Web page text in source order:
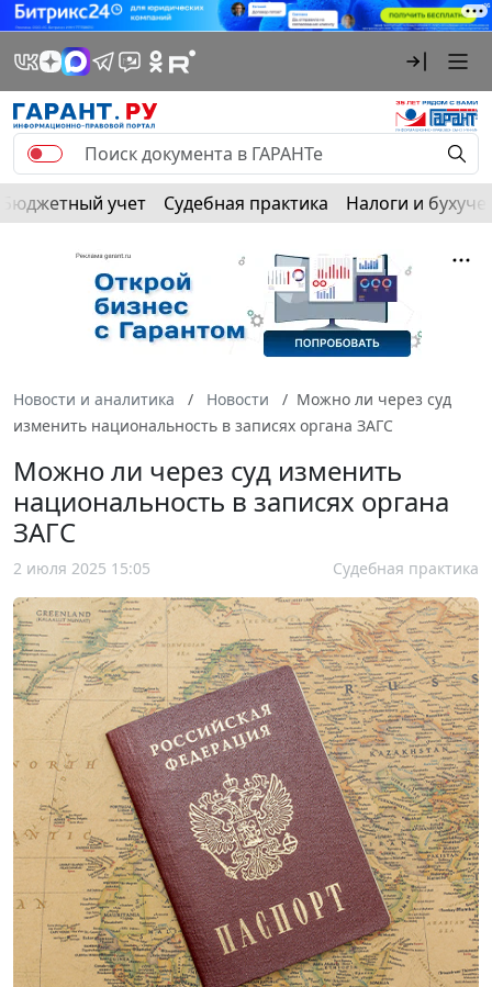
Бюджетный учет Судебная практика Налоги и
Новости и аналитика Новости
Можно ли через суд
изменить национальность в записях органа ЗАГС
Можно ли через суд изменить
национальность в записях органа
ЗАГС
2 июля 2025 15:05 Судебная практика